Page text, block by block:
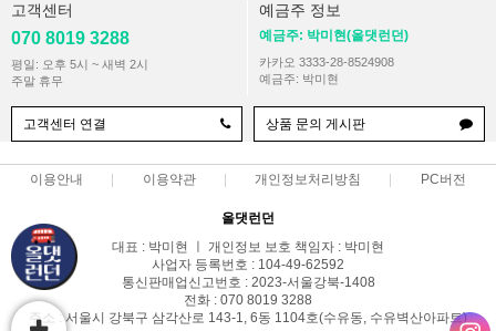
고객센터
070 8019 3288
평일: 오후 5시 ~ 새벽 2시
주말 휴무
예금주 정보
예금주: 박미현(올댓런던)
카카오 3333-28-8524908
예금주: 박미현
고객센터 연결 상품 문의 게시판
이용안내 이용약관 개인정보처리방침 PC버전
올댓런던
대표 : 박미현 ㅣ 개인정보 보호 책임자 : 박미현
사업자 등록번호 : 104-49-62592
통신판매업신고번호 : 2023-서울강북-1408
전화 : 070 8019 3288
주소 : 서울시 강북구 삼각산로 143-1, 6동 1104호(수유동, 수유벽산아파트)